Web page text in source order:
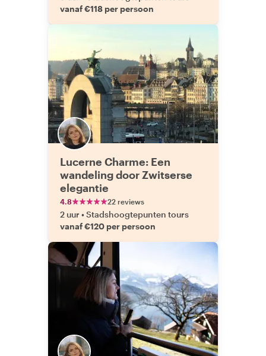
vanaf €118 per persoon
Lucerne Charme: Een
wandeling door Zwitserse
elegantie
4.8 22 reviews
2 uur •Stadshoogtepunten tours
vanaf €120 per persoon